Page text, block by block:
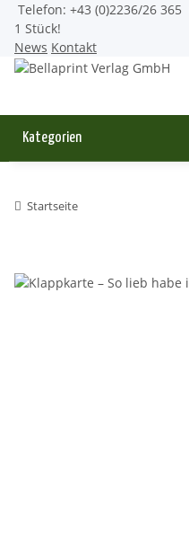
Telefon: +43 (0)2236/26 365
1 Stück!
News Kontakt
Kategorien
Startseite